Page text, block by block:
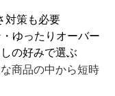
対策も必要
ゆったりオーバー
の好みで選ぶ
商品の中から短時